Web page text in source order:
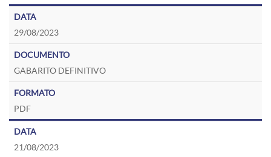
29/08/2023
GABARITO DEFINITIVO
PDF
21/08/2023